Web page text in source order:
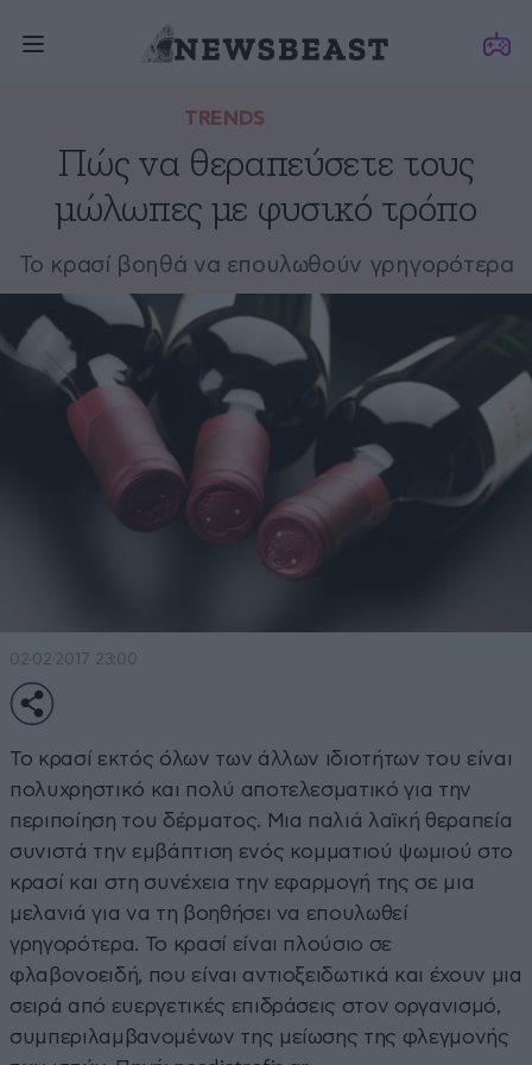
TRENDS
Πώς να θεραπεύσετε τους
μώλωπες με φυσικό τρόπο
Το κρασί βοηθά να επουλωθούν γρηγορότερα
02·02·2017 23:00
Το κρασί εκτός όλων των άλλων ιδιοτήτων του είναι
πολυχρηστικό και πολύ αποτελεσματικό για την
περιποίηση του δέρματος. Μια παλιά λαϊκή θεραπεία
συνιστά την εμβάπτιση ενός κομματιού ψωμιού στο
κρασί και στη συνέχεια την εφαρμογή της σε μια
μελανιά για να τη βοηθήσει να επουλωθεί
γρηγορότερα. Το κρασί είναι πλούσιο σε
φλαβονοειδή, που είναι αντιοξειδωτικά και έχουν μια
σειρά από ευεργετικές επιδράσεις στον οργανισμό,
συμπεριλαμβανομένων της μείωσης της φλεγμονής